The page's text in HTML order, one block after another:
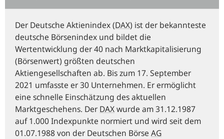
Der Deutsche Aktienindex (DAX) ist der bekannteste
deutsche Börsenindex und bildet die
Wertentwicklung der 40 nach Marktkapitalisierung
(Börsenwert) größten deutschen
Aktiengesellschaften ab. Bis zum 17. September
2021 umfasste er 30 Unternehmen. Er ermöglicht
eine schnelle Einschätzung des aktuellen
Marktgeschehens. Der DAXwurde am 31.12.1987
auf 1.000 Indexpunkte normiert und wird seit dem
01.07.1988 von der Deutschen Börse AG